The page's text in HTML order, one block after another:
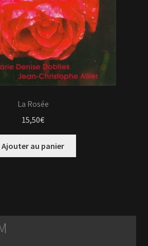
La Rosée
15,50€
Ajouter au panier